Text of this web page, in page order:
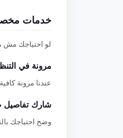
خدمات
لو احتياجك مش
مرونة في
عندنا مرونة
شارك تفاصيل
وضح احتياجك